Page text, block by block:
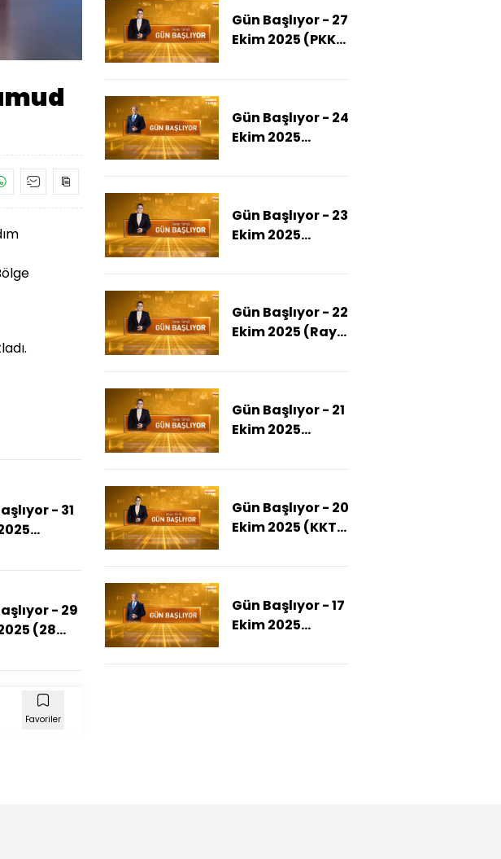
- 31
Kabul
- 29
(28
Favoriler
Meydana
Geldi!)
Gün Başlıyor - 27
Ekim 2025 (PKK
Çekildiğini
Gün Başlıyor - 24
Ekim 2025
İmamoğlu'na
Suçlaması)
Gün Başlıyor - 23
Ekim 2025
Kararı Ne Olur?)
Gün Başlıyor - 22
Ekim 2025 (Rayiç
Sınırlama Emlak
Etkiler?)
Gün Başlıyor - 21
Ekim 2025
Tespit
Yapısı Değişir
Mi?)
Gün Başlıyor - 20
Ekim 2025 (KKTC
cumhurbaşkanını
Gün Başlıyor - 17
Ekim 2025
Ateşkes Sonrası